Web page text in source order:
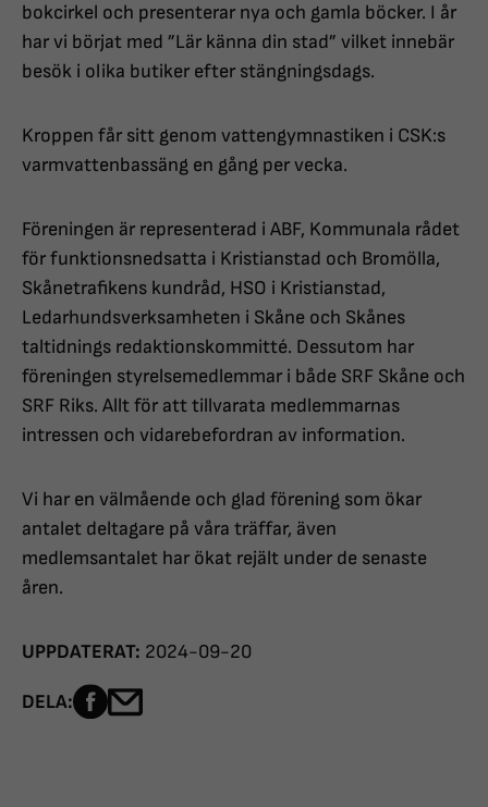
bokcirkel och presenterar nya och gamla böcker. I år
har vi börjat med ”Lär känna din stad” vilket innebär
besök i olika butiker efter stängningsdags.
Kroppen får sitt genom vattengymnastiken i CSK:s
varmvattenbassäng en gång per vecka.
Föreningen är representerad i ABF, Kommunala rådet
för funktionsnedsatta i Kristianstad och Bromölla,
Skånetrafikens kundråd, HSO i Kristianstad,
Ledarhundsverksamheten i Skåne och Skånes
taltidnings redaktionskommitté. Dessutom har
föreningen styrelsemedlemmar i både SRF Skåne och
SRF Riks. Allt för att tillvarata medlemmarnas
intressen och vidarebefordran av information.
Vi har en välmående och glad förening som ökar
antalet deltagare på våra träffar, även
medlemsantalet har ökat rejält under de senaste
åren.
UPPDATERAT: 2024-09-20
DELA: Dela sidan på Facebook